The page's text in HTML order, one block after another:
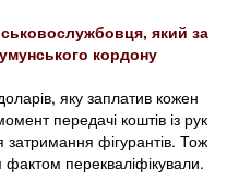
який за
кордону
яку заплатив кожен
передачі коштів із рук
фігурантів. Тож
перекваліфікували.